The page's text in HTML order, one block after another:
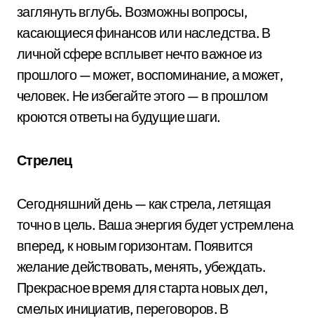
заглянуть вглубь. Возможны вопросы,
касающиеся финансов или наследства. В
личной сфере всплывет нечто важное из
прошлого — может, воспоминание, а может,
человек. Не избегайте этого — в прошлом
кроются ответы на будущие шаги.
Стрелец
Сегодняшний день — как стрела, летящая
точно в цель. Ваша энергия будет устремлена
вперед, к новым горизонтам. Появится
желание действовать, менять, убеждать.
Прекрасное время для старта новых дел,
смелых инициатив, переговоров. В